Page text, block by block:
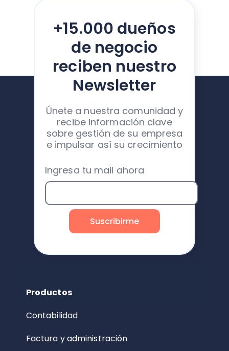
+15.000 dueños
de negocio
reciben nuestro
Newsletter
Únete a nuestra comunidad y
recibe información clave
sobre gestión de su empresa
e impulsar así su crecimiento
Ingresa tu mail ahora
Productos
Contabilidad
Factura y administración